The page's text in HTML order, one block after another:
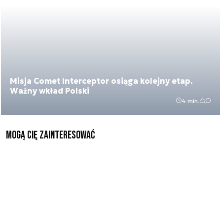
Misja Comet Interceptor osiąga kolejny etap.
Ważny wkład Polski
4 min.
Mogą Cię zainteresować